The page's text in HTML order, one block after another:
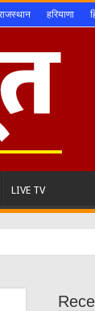
हरियाणा
LIVE TV
के समाधान की त